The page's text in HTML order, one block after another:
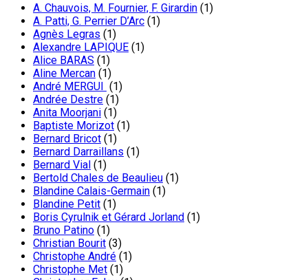
A. Chauvois, M. Fournier, F. Girardin (1)
A. Patti, G. Perrier D’Arc (1)
Agnès Legras (1)
Alexandre LAPIQUE (1)
Alice BARAS (1)
Aline Mercan (1)
André MERGUI (1)
Andrée Destre (1)
Anita Moorjani (1)
Baptiste Morizot (1)
Bernard Bricot (1)
Bernard Darraillans (1)
Bernard Vial (1)
Bertold Chales de Beaulieu (1)
Blandine Calais-Germain (1)
Blandine Petit (1)
Boris Cyrulnik et Gérard Jorland (1)
Bruno Patino (1)
Christian Bourit (3)
Christophe André (1)
Christophe Met (1)